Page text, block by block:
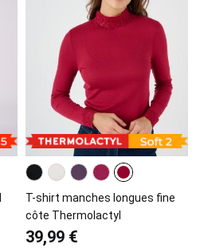
T-shirt manches longues fine
côte Thermolactyl
39,99 €